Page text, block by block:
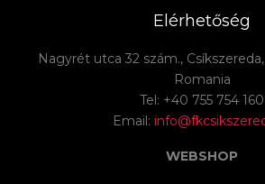
Elérhetőség
Nagyrét utca 32 szám.,
Romania
Tel: +40 755 754 160
Email:
WEBSHOP